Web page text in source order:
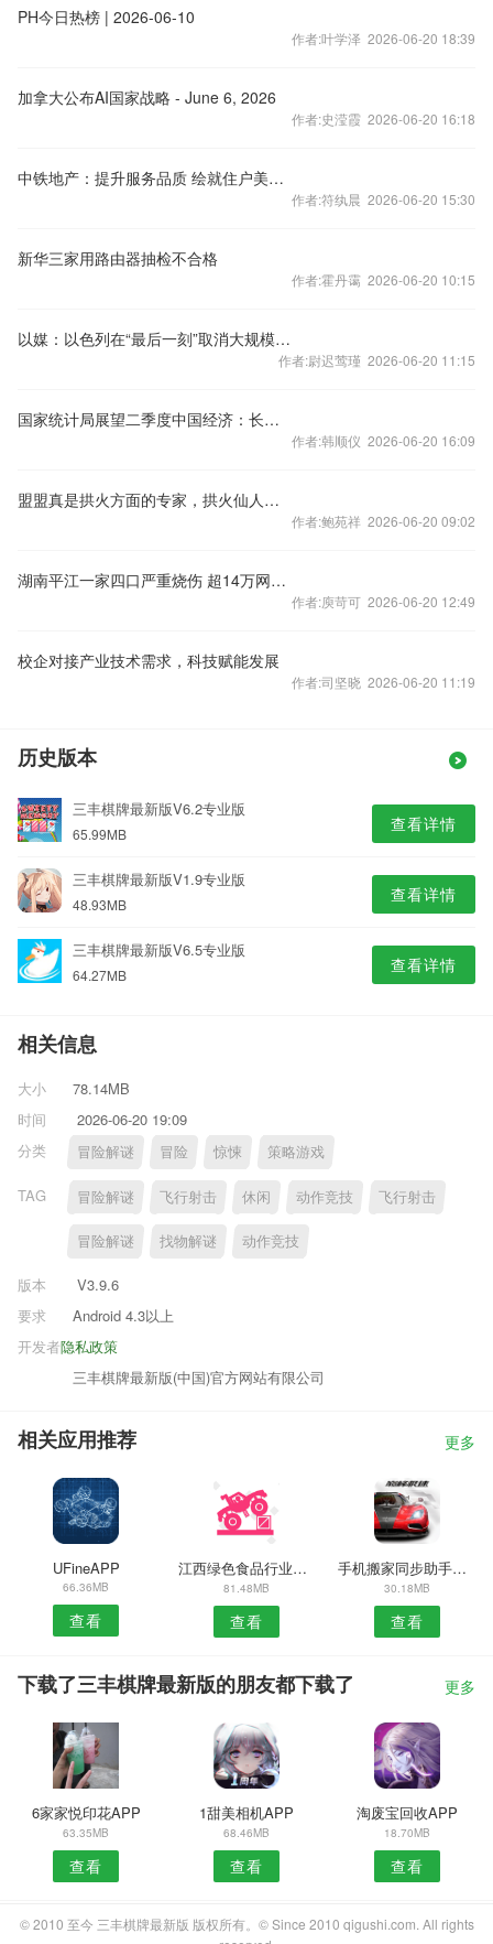
PH今日热榜 | 2026-06-10
作者:叶学泽 2026-06-20 18:39
加拿大公布AI国家战略 - June 6, 2026
作者:史滢霞 2026-06-20 16:18
中铁地产：提升服务品质 绘就住户美好生活
作者:符纨晨 2026-06-20 15:30
新华三家用路由器抽检不合格
作者:霍丹霭 2026-06-20 10:15
以媒：以色列在“最后一刻”取消大规模空袭伊朗计划
作者:尉迟莺瑾 2026-06-20 11:15
国家统计局展望二季度中国经济：长期向好基本面没有变
作者:韩顺仪 2026-06-20 16:09
盟盟真是拱火方面的专家，拱火仙人！ 北京有人愿意当实验犬妹妹的中转家庭吗？联系我
作者:鲍苑祥 2026-06-20 09:02
湖南平江一家四口严重烧伤 超14万网友水滴筹爱心接力筹款300万
作者:庾苛可 2026-06-20 12:49
校企对接产业技术需求，科技赋能发展
作者:司坚晓 2026-06-20 11:19
历史版本
三丰棋牌最新版V6.2专业版
65.99MB 查看详情
三丰棋牌最新版V1.9专业版
48.93MB 查看详情
三丰棋牌最新版V6.5专业版
64.27MB 查看详情
相关信息
大小
78.14MB
时间
2026-06-20 19:09
分类
冒险解谜 冒险 惊悚 策略游戏
TAG 冒险解谜 飞行射击 休闲 动作竞技 飞行射击
冒险解谜 找物解谜 动作竞技
版本
V3.9.6
要求
Android 4.3以上
隐私政策
开发者
三丰棋牌最新版(中国)官方网站有限公司
相关应用推荐 更多
UFineAPP
66.36MB
查看
江西绿色食品行业安卓版
81.48MB
查看
手机搬家同步助手APP
30.18MB
查看
下载了三丰棋牌最新版的朋友都下载了 更多
6家家悦印花APP
63.35MB
查看
1甜美相机APP
68.46MB
查看
淘废宝回收APP
18.70MB
查看
© 2010 至今 三丰棋牌最新版 版权所有。© Since 2010 qigushi.com. All rights